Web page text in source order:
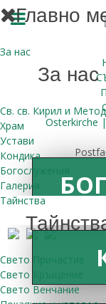
Osterkirche
Главно
За нас
За нас
Св. св. Кирил и
Храм
Устави
Кондика
Богослужения
Галерия
Тайнства
Свето Причастие
Свето Кръщение
Свето Венчание